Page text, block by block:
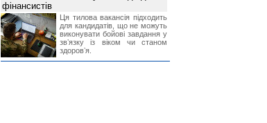
фінансистів
Ця тилова вакансія підходить
для кандидатів, що не можуть
виконувати бойові завдання у
звʼязку із віком чи станом
здоровʼя.